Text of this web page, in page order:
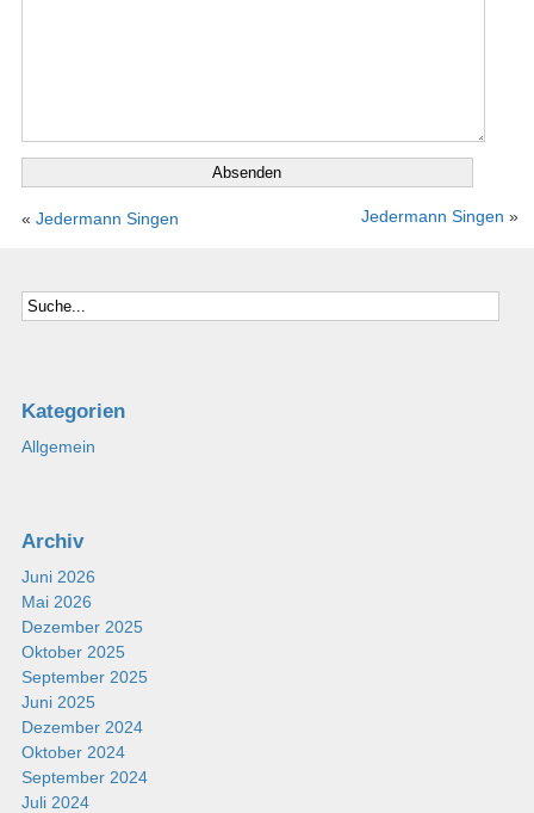
« Jedermann Singen Jedermann Singen »
Kategorien
Allgemein
Archiv
Juni 2026
Mai 2026
Dezember 2025
Oktober 2025
September 2025
Juni 2025
Dezember 2024
Oktober 2024
September 2024
Juli 2024